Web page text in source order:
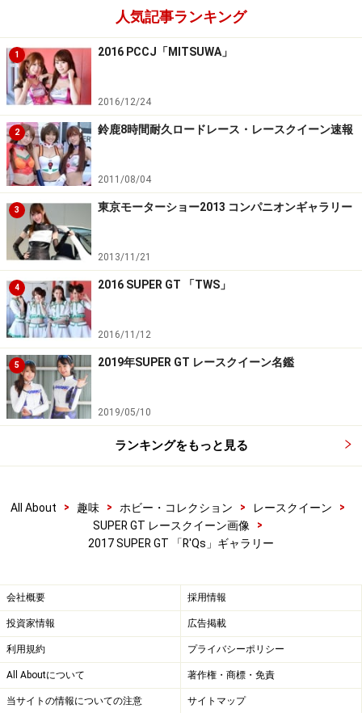
人気記事ランキング
1 2016 PCCJ「MITSUWA」
2016/12/24
2 鈴鹿8時間耐久ロードレース・レースクイーン速報
2011/08/04
3 東京モーターショー2013 コンパニオンギャラリー
2013/11/21
4 2016 SUPER GT 「TWS」
2016/11/12
5 2019年SUPER GT レースクイーン名鑑
2019/05/10
ランキングをもっと見る
All About > 趣味 > ホビー・コレクション > レースクイーン
>
SUPER GT レースクイーン画像
>
2017 SUPER GT 「R'Qs」ギャラリー
会社概要 採用情報
投資家情報 広告掲載
利用規約 プライバシーポリシー
All Aboutについて 著作権・商標・免責
当サイトの情報についての注意 サイトマップ